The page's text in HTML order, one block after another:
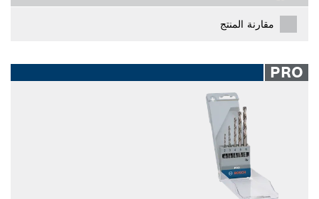
مقارنة المنتج
PRO